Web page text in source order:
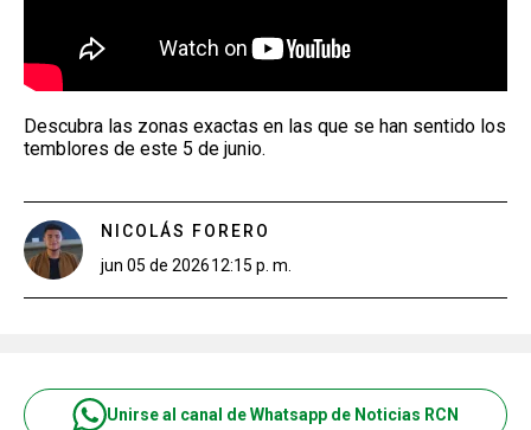
Descubra las zonas exactas en las que se han sentido los
temblores de este 5 de junio.
NICOLÁS FORERO
jun 05 de 202612:15 p. m.
Unirse al canal de Whatsapp de Noticias RCN